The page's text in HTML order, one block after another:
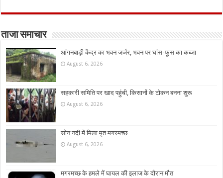
ताजा समाचार
आंगनबाड़ी केंद्र का भवन जर्जर, भवन पर घांस-फूस का कब्जा
August 6, 2026
सहकारी समिति पर खाद पहुंची, किसानों के टोकन बनना शुरू
August 6, 2026
सोन नदी में मिला मृत मगरमच्छ
August 6, 2026
मगरमच्छ के हमले में घायल की इलाज के दौरान मौत